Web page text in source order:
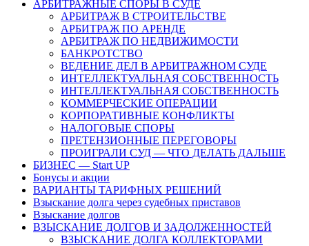
АРБИТРАЖНЫЕ СПОРЫ В СУДЕ
АРБИТРАЖ В СТРОИТЕЛЬСТВЕ
АРБИТРАЖ ПО АРЕНДЕ
АРБИТРАЖ ПО НЕДВИЖИМОСТИ
БАНКРОТСТВО
ВЕДЕНИЕ ДЕЛ В АРБИТРАЖНОМ СУДЕ
ИНТЕЛЛЕКТУАЛЬНАЯ СОБСТВЕННОСТЬ
ИНТЕЛЛЕКТУАЛЬНАЯ СОБСТВЕННОСТЬ
КОММЕРЧЕСКИЕ ОПЕРАЦИИ
КОРПОРАТИВНЫЕ КОНФЛИКТЫ
НАЛОГОВЫЕ СПОРЫ
ПРЕТЕНЗИОННЫЕ ПЕРЕГОВОРЫ
ПРОИГРАЛИ СУД — ЧТО ДЕЛАТЬ ДАЛЬШЕ
БИЗНЕС — Start UP
Бонусы и акции
ВАРИАНТЫ ТАРИФНЫХ РЕШЕНИЙ
Взыскание долга через судебных приставов
Взыскание долгов
ВЗЫСКАНИЕ ДОЛГОВ И ЗАДОЛЖЕННОСТЕЙ
ВЗЫСКАНИЕ ДОЛГА КОЛЛЕКТОРАМИ